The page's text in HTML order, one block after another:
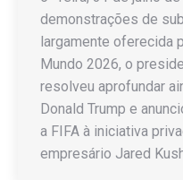
demonstrações de
largamente oferecida
Mundo 2026, o
resolveu aprofundar
Donald Trump e
a FIFA à iniciativa
empresário Jared